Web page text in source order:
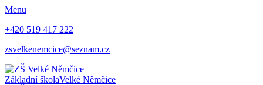
Menu
+420 519 417 222
zsvelkenemcice@seznam.cz
Základní školaVelké Němčice